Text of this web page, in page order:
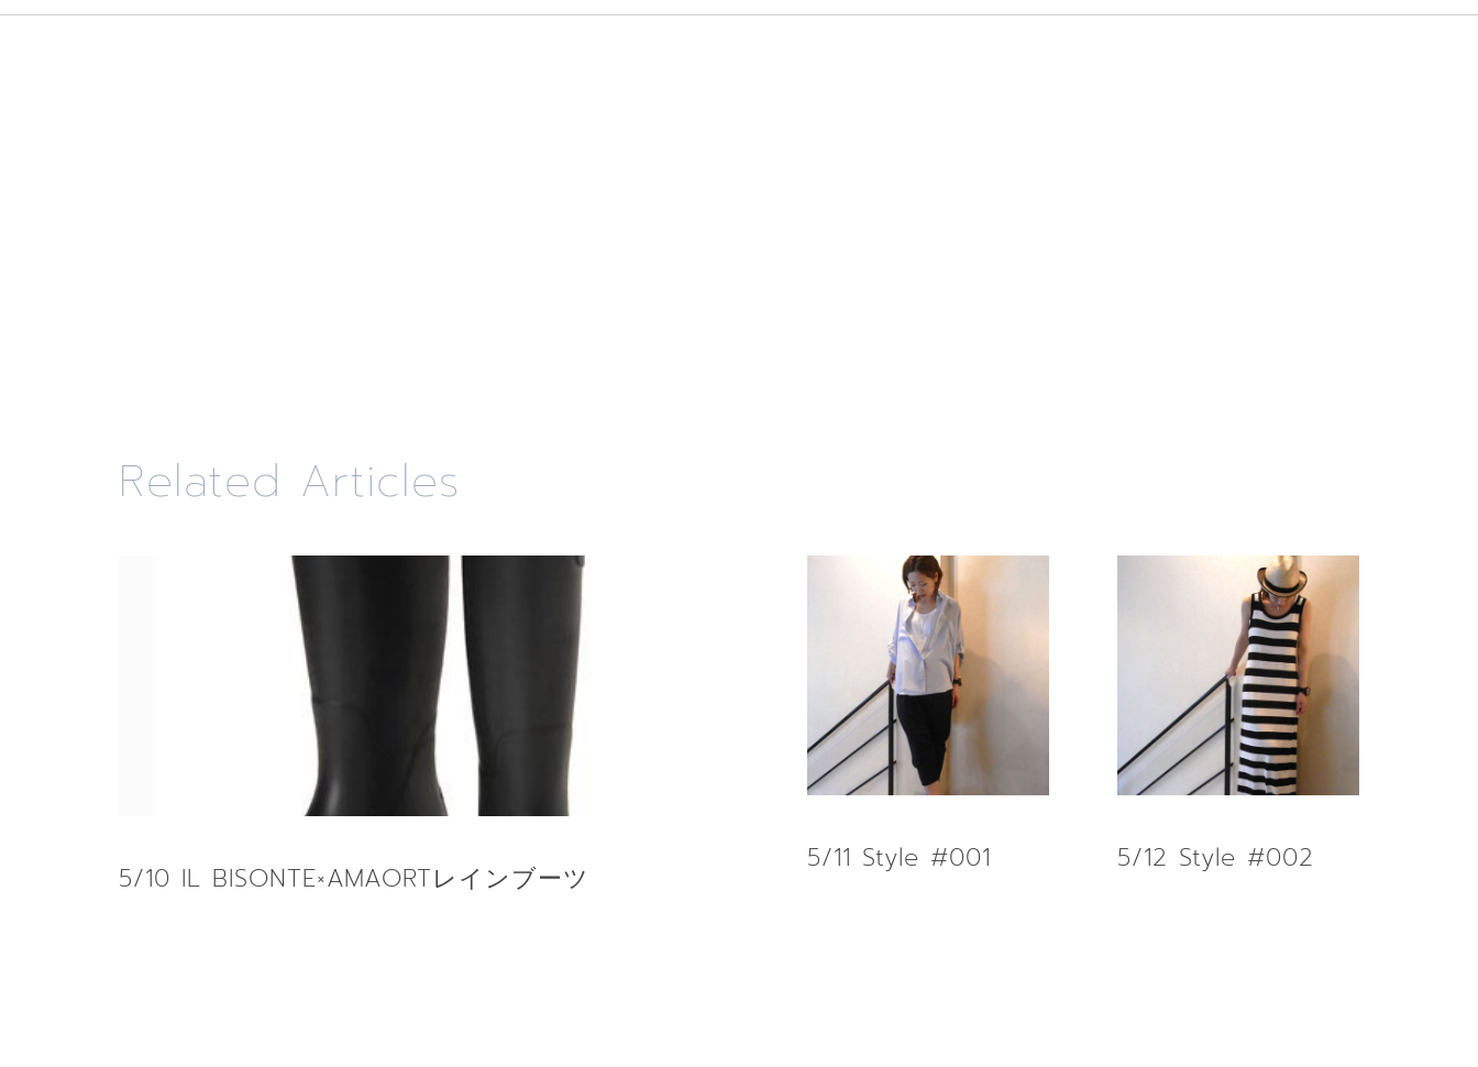
Related Articles
5/10 IL BISONTE×AMAORTレインブーツ
5/11 Style #001 5/12 Style #002